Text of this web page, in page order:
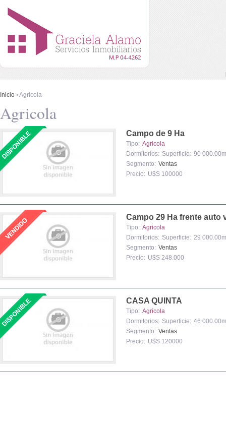
Menú principal
Se encuentra usted aquí
Inicio › Agricola
Agricola
Campo de 9 Ha
Tipo: Agricola
Dormitorios: Superficie: 90
Segmento: Ventas
Precio: U$S 100000
Campo 29 Ha frente auto
Tipo: Agricola
Dormitorios: Superficie: 29
Segmento: Ventas
Precio: U$S 248.000
CASA QUINTA
Tipo: Agricola
Dormitorios: Superficie: 46
Segmento: Ventas
Precio: U$S 120000